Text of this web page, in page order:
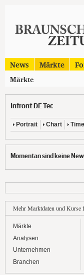
News Märkte
Märkte
Infront DE Tec
Portrait Chart
Momentan sind keine
Mehr Marktdaten und Kurse
Märkte
Analysen
Unternehmen
Branchen